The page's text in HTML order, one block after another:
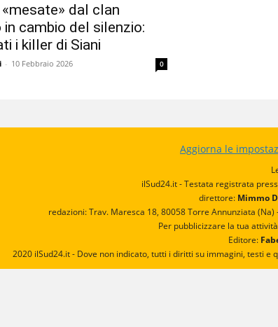
dal clan
in cambio del silenzio:
i killer di Siani
- 10 Febbraio 2026 0
Aggiorna le
ilSud24.it - Testata registrata
direttore:Mimmo
redazioni: Trav. Maresca 18, 80058 Torre Annunziata (Na)
Per pubblicizzare la tua
Editore:
2020 ilSud24.it - Dove non indicato, tutti i diritti su immagini, testi